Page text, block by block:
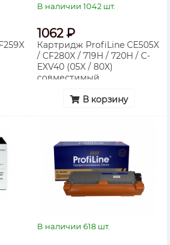
В наличии 1042 шт.
1062 ₽
Картридж ProfiLine CE505X
/ CF280X / 719H / 720H / C-
EXV40 (05X / 80X)
совместимый
В корзину
В наличии 618 шт.